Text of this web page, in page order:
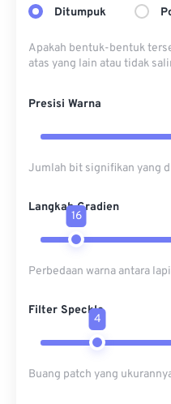
Ditumpuk
Apakah bentuk-bentuk
atas yang lain atau tidak
Presisi Warna
Jumlah bit signifikan yang
Langkah Gradien
16
Perbedaan warna antara
Filter Speckle
4
Buang patch yang